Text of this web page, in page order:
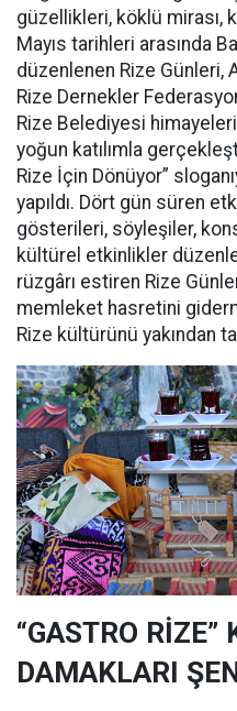
güzellikleri, köklü mirası,
Mayıs tarihleri arasında
düzenlenen Rize Günleri,
Rize Dernekler
Rize Belediyesi
yoğun katılımla
Rize İçin Dönüyor”
yapıldı. Dört gün süren
gösterileri, söyleşiler,
kültürel etkinlikler
rüzgârı estiren Rize
memleket hasretini
Rize kültürünü yakından
“GASTRO RİZE”
DAMAKLARI